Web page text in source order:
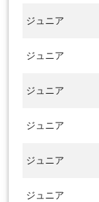
ジュニア
ジュニア
ジュニア
ジュニア
ジュニア
ジュニア